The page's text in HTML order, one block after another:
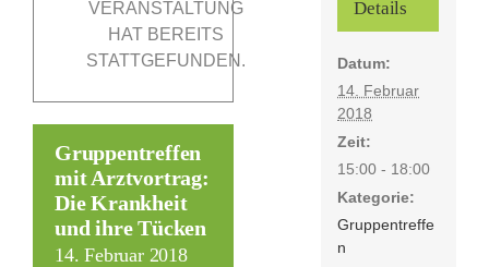
Förderer
VERANSTALTUNG
HAT BEREITS
STATTGEFUNDEN.
Gruppentreffen
mit Arztvortrag:
Die Krankheit
und ihre Tücken
14. Februar 2018
Details
Datum:
14. Februar
2018
Zeit:
15:00 - 18:00
Kategorie:
Gruppentreffe
n